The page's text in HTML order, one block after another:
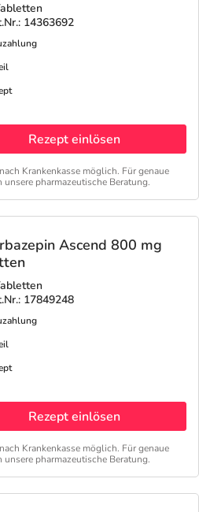
14363692
Rezept einlösen
Krankenkasse möglich. Für genaue
pharmazeutische Beratung.
Ascend 800 mg
17849248
Rezept einlösen
Krankenkasse möglich. Für genaue
pharmazeutische Beratung.